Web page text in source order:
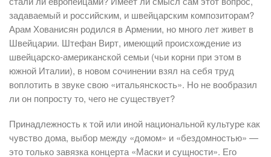
задаваемый и российским, и швейцарским композиторам?
Арам Хованисян родился в Армении, но много лет живет в
Швейцарии. Штефан Вирт, имеющий происхождение из
швейцарско-американской семьи (чьи корни при этом в
южной Италии), в новом сочинении взял на себя труд
воплотить в звуке свою «итальянскость». Но не вообразил
ли он попросту то, чего не существует?
Принадлежность к той или иной национальной культуре как
чувство дома, выбор между «домом» и «бездомностью» —
это только завязка концерта «Маски и сущности». Его